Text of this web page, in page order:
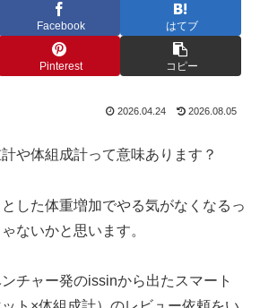
Facebook はてブ
Pinterest コピー
2026.04.24 2026.08.05
や体組成計って意味あります？
した体重増加でやる気がなくなるっ
ないかと思います。
チャー発のissinから出たスマート